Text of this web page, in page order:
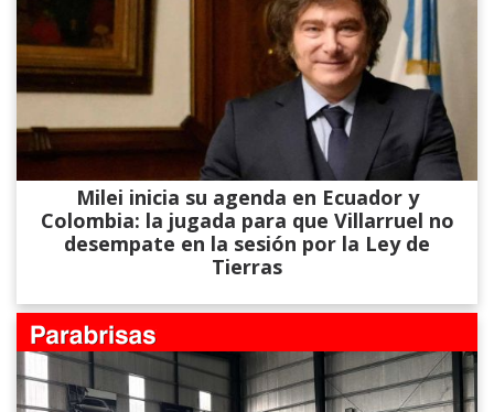
Milei inicia su agenda en Ecuador y
Colombia: la jugada para que Villarruel no
desempate en la sesión por la Ley de
Tierras